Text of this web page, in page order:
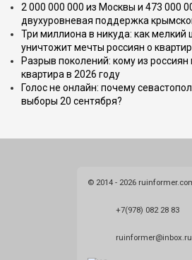
2 000 000 000 из Москвы и 473 000
двухуровневая поддержка
Три миллиона в никуда: как мелкий
уничтожит мечты россиян о
Разрыв поколений: кому из
квартира в 2026 году
Голос не онлайн: почему
выборы 20 сентября?
© 2014 - 2026
+7(978) 082 28 83
ruinformer@inbox.ru